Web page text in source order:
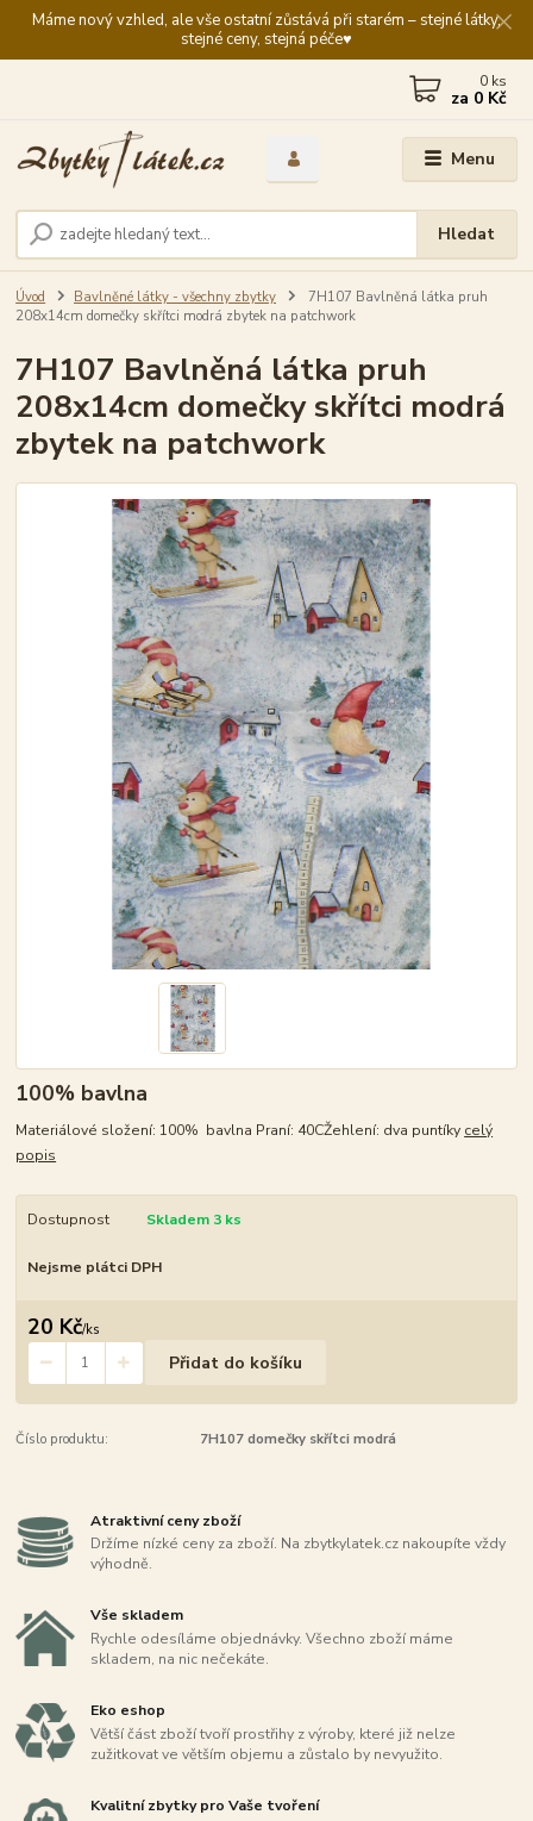
Máme nový vzhled, ale vše ostatní zůstává při starém – stejné látky,
stejné ceny, stejná péče♥️
Menu
Hledat
0 ks
za 0 Kč
Úvod Bavlněné látky - všechny zbytky
7H107 Bavlněná látka pruh
208x14cm domečky skřítci modrá zbytek na patchwork
7H107 Bavlněná látka pruh
208x14cm domečky skřítci modrá
zbytek na patchwork
100% bavlna
Materiálové složení: 100% bavlna Praní: 40CŽehlení: dva puntíky celý
popis
Dostupnost Skladem 3 ks
Nejsme plátci DPH
20 Kč/ks
Přidat do košíku
Číslo produktu: 7H107 domečky skřítci modrá
Atraktivní ceny zboží
Držíme nízké ceny za zboží. Na zbytkylatek.cz nakoupíte vždy
výhodně.
Vše skladem
Rychle odesíláme objednávky. Všechno zboží máme
skladem, na nic nečekáte.
Eko eshop
Větší část zboží tvoří prostřihy z výroby, které již nelze
zužitkovat ve větším objemu a zůstalo by nevyužito.
Kvalitní zbytky pro Vaše tvoření